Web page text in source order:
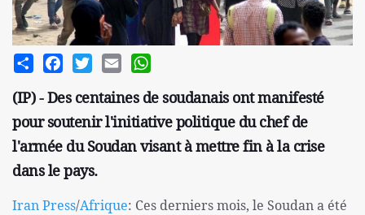
Share FacebookTwitterEmail
(IP) - Des centaines de soudanais ont manifesté
pour soutenir l'initiative politique du chef de
l'armée du Soudan visant à mettre fin à la crise
dans le pays.
Iran Press/Afrique: Ces derniers mois, le Soudan a été